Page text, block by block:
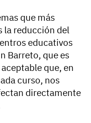
que más
la reducción del
educativos
Barreto, que es
que, en
curso, nos
directamente